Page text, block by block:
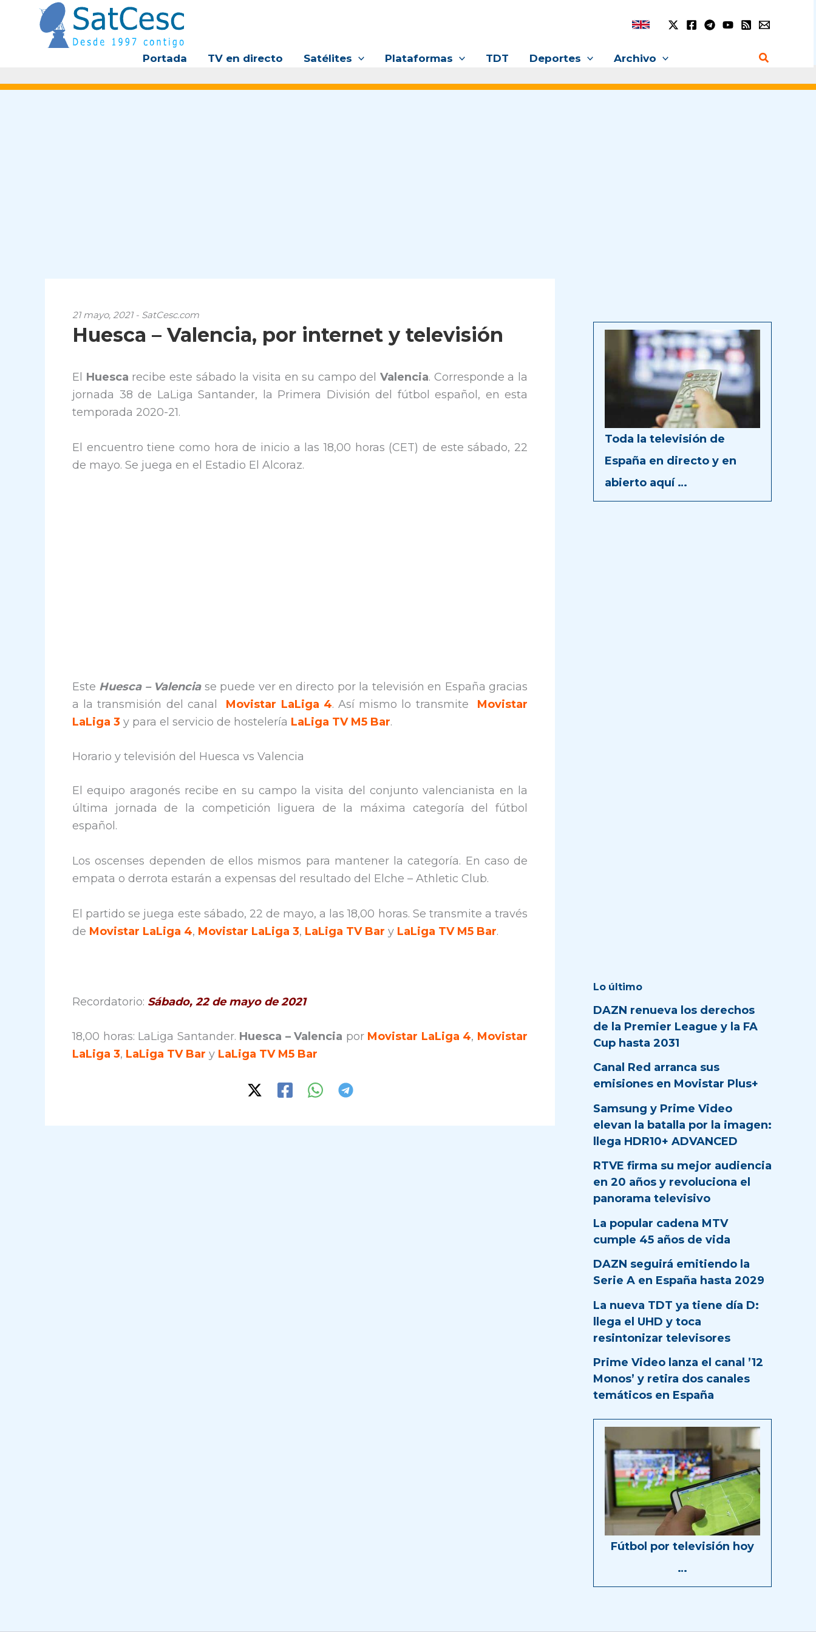
contenido
Portada TV en directo Satélites Plataformas TDT Deportes Archivo Buscar
21 mayo, 2021 - SatCesc.com
Huesca – Valencia, por internet y televisión
El Huesca recibe este sábado la visita en su campo delValencia. Corresponde a la
jornada 38 de LaLiga Santander, la Primera División del fútbol español, en esta
temporada 2020-21.
El encuentro tiene como hora de inicio a las 18,00 horas (CET) de este sábado, 22
de mayo. Se juega en el Estadio El Alcoraz.
Este Huesca – Valencia se puede ver en directo por la televisión en España gracias
a la transmisión del canal Movistar LaLiga 4. Así mismo lo transmite Movistar
LaLiga 3 y para el servicio de hostelería LaLiga TV M5 Bar.
Horario y televisión del Huesca vs Valencia
El equipo aragonés recibe en su campo la visita del conjunto valencianista en la
última jornada de la competición liguera de la máxima categoría del fútbol
español.
Los oscenses dependen de ellos mismos para mantener la categoría. En caso de
empata o derrota estarán a expensas del resultado del Elche – Athletic Club.
El partido se juega este sábado, 22 de mayo, a las 18,00 horas. Se transmite a través
de Movistar LaLiga 4, Movistar LaLiga 3, LaLiga TV Bar y LaLiga TV M5 Bar.
Recordatorio: Sábado, 22 de mayo de 2021
18,00 horas: LaLiga Santander. Huesca – Valencia por Movistar LaLiga 4, Movistar
LaLiga 3, LaLiga TV Bar y LaLiga TV M5 Bar
Toda la televisión de
España en directo y en
abierto aquí …
Lo último
DAZN renueva los derechos
de la Premier League y la FA
Cup hasta 2031
Canal Red arranca sus
emisiones en Movistar Plus+
Samsung y Prime Video
elevan la batalla por la imagen:
llega HDR10+ ADVANCED
RTVE firma su mejor audiencia
en 20 años y revoluciona el
panorama televisivo
La popular cadena MTV
cumple 45 años de vida
DAZN seguirá emitiendo la
Serie A en España hasta 2029
La nueva TDT ya tiene día D:
llega el UHD y toca
resintonizar televisores
Prime Video lanza el canal ’12
Monos’ y retira dos canales
temáticos en España
Fútbol por televisión hoy
…